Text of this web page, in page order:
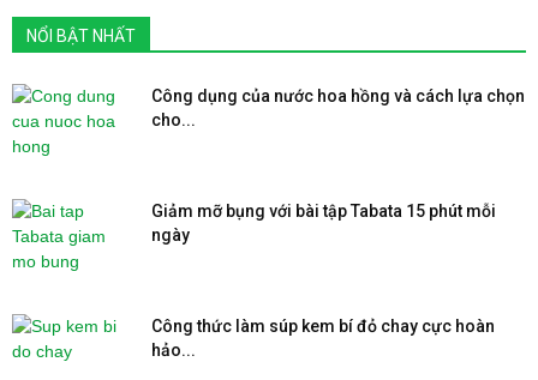
NỔI BẬT NHẤT
Công dụng của nước hoa hồng và cách lựa chọn
cho...
Giảm mỡ bụng với bài tập Tabata 15 phút mỗi
ngày
Công thức làm súp kem bí đỏ chay cực hoàn
hảo...